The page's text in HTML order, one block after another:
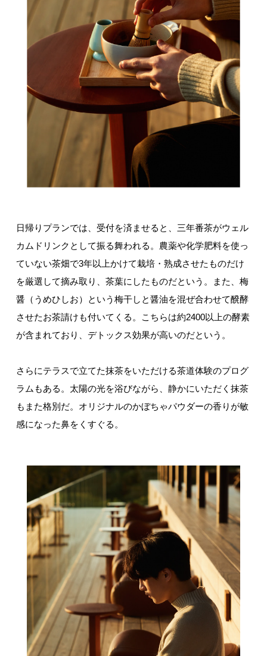
日帰りプランでは、受付を済ませると、三年番茶がウェル
カムドリンクとして振る舞われる。農薬や化学肥料を使っ
ていない茶畑で3年以上かけて栽培・熟成させたものだけ
を厳選して摘み取り、茶葉にしたものだという。また、梅
醤（うめひしお）という梅干しと醤油を混ぜ合わせて醗酵
させたお茶請けも付いてくる。こちらは約2400以上の酵素
が含まれており、デトックス効果が高いのだという。
さらにテラスで立てた抹茶をいただける茶道体験のプログ
ラムもある。太陽の光を浴びながら、静かにいただく抹茶
もまた格別だ。オリジナルのかぼちゃパウダーの香りが敏
感になった鼻をくすぐる。